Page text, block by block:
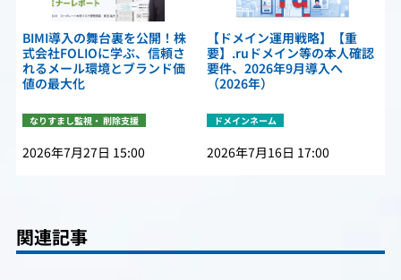
BIMI導入の舞台裏を公開！株
式会社FOLIOに学ぶ、信頼さ
れるメール環境とブランド価
値の最大化
なりすまし監視・ 削除支援
2026年7月27日 15:00
【ドメイン運用戦略】【重
要】.ruドメイン等の本人確認
要件、2026年9月導入へ
（2026年）
ドメインネーム
2026年7月16日 17:00
関連記事